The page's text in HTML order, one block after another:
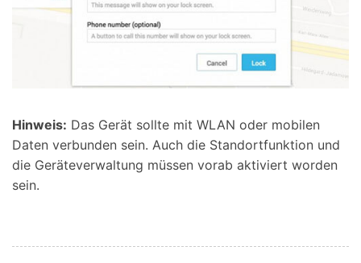
Hinweis: Das Gerät sollte mit WLAN oder mobilen
Daten verbunden sein. Auch die Standortfunktion und
die Geräteverwaltung müssen vorab aktiviert worden
sein.